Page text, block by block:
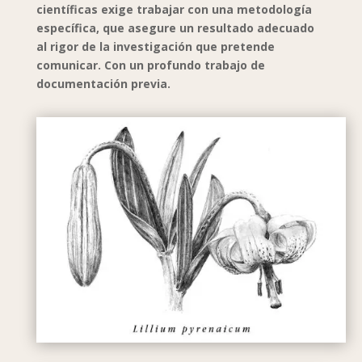
científicas exige trabajar con una metodología
específica, que asegure un resultado adecuado
al rigor de la investigación que pretende
comunicar. Con un profundo trabajo de
documentación previa.